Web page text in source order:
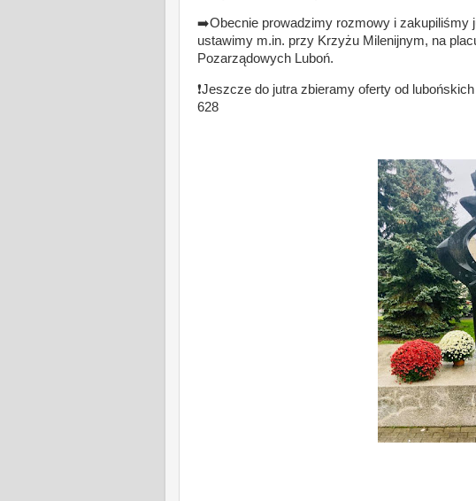
➡️Obecnie prowadzimy rozmowy i zakupiliśmy
ustawimy m.in. przy Krzyżu Milenijnym, na
Pozarządowych Luboń.
❗️Jeszcze do jutra zbieramy oferty od
628